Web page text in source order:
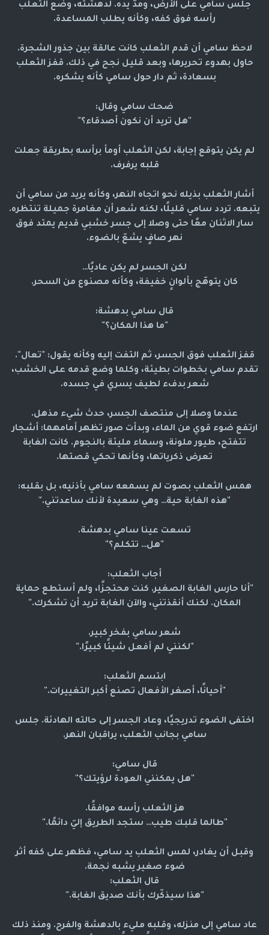
جلس سامي على الأرض، ومدّ يده. لدهشته، وضع الثعلب
رأسه فوق كفه، وكأنه يطلب المساعدة.
لاحظ سامي أن قدم الثعلب كانت عالقة بين جذور الشجرة.
حاول بهدوء تحريرها، وبعد قليل نجح في ذلك. قفز الثعلب
بسعادة، ثم دار حول سامي كأنه يشكره.
ضحك سامي وقال:
"هل تريد أن نكون أصدقاء؟"
لم يكن يتوقع إجابة، لكن الثعلب أومأ برأسه بطريقة جعلت
قلبه يرفرف.
أشار الثعلب بذيله نحو اتجاه النهر، وكأنه يريد من سامي أن
يتبعه. تردد سامي قليلًا، لكنه شعر أن مغامرة جميلة تنتظره.
سار الاثنان معًا حتى وصلا إلى جسر خشبي قديم يمتد فوق
نهر صافٍ يشعّ بالضوء.
لكن الجسر لم يكن عاديًا…
كان يتوهّج بألوانٍ خفيفة، وكأنه مصنوع من السحر.
قال سامي بدهشة:
"ما هذا المكان؟"
قفز الثعلب فوق الجسر، ثم التفت إليه وكأنه يقول: "تعال".
تقدم سامي بخطوات بطيئة، وكلما وضع قدمه على الخشب،
شعر بدفء لطيف يسري في جسده.
عندما وصلا إلى منتصف الجسر، حدث شيء مذهل.
ارتفع ضوء قوي من الماء، وبدأت صور تظهر أمامهما: أشجار
تتفتح، طيور ملونة، وسماء مليئة بالنجوم. كانت الغابة
تعرض ذكرياتها، وكأنها تحكي قصتها.
همس الثعلب بصوت لم يسمعه سامي بأذنيه، بل بقلبه:
"هذه الغابة حية… وهي سعيدة لأنك ساعدتني."
تسعت عينا سامي بدهشة.
"هل… تتكلم؟"
أجاب الثعلب:
"أنا حارس الغابة الصغير. كنت محتجزًا، ولم أستطع حماية
المكان. لكنك أنقذتني، والآن الغابة تريد أن تشكرك."
شعر سامي بفخر كبير.
"لكنني لم أفعل شيئًا كبيرًا."
ابتسم الثعلب:
"أحيانًا، أصغر الأفعال تصنع أكبر التغييرات."
اختفى الضوء تدريجيًا، وعاد الجسر إلى حالته الهادئة. جلس
سامي بجانب الثعلب، يراقبان النهر.
قال سامي:
"هل يمكنني العودة لرؤيتك؟"
هز الثعلب رأسه موافقًا.
"طالما قلبك طيب… ستجد الطريق إليّ دائمًا."
وقبل أن يغادر، لمس الثعلب يد سامي، فظهر على كفه أثر
ضوء صغيريشبه نجمة.
قال الثعلب:
"هذا سيذكّرك بأنك صديق الغابة."
عاد سامي إلى منزله، وقلبه مليء بالدهشة والفرح. ومنذ ذلك